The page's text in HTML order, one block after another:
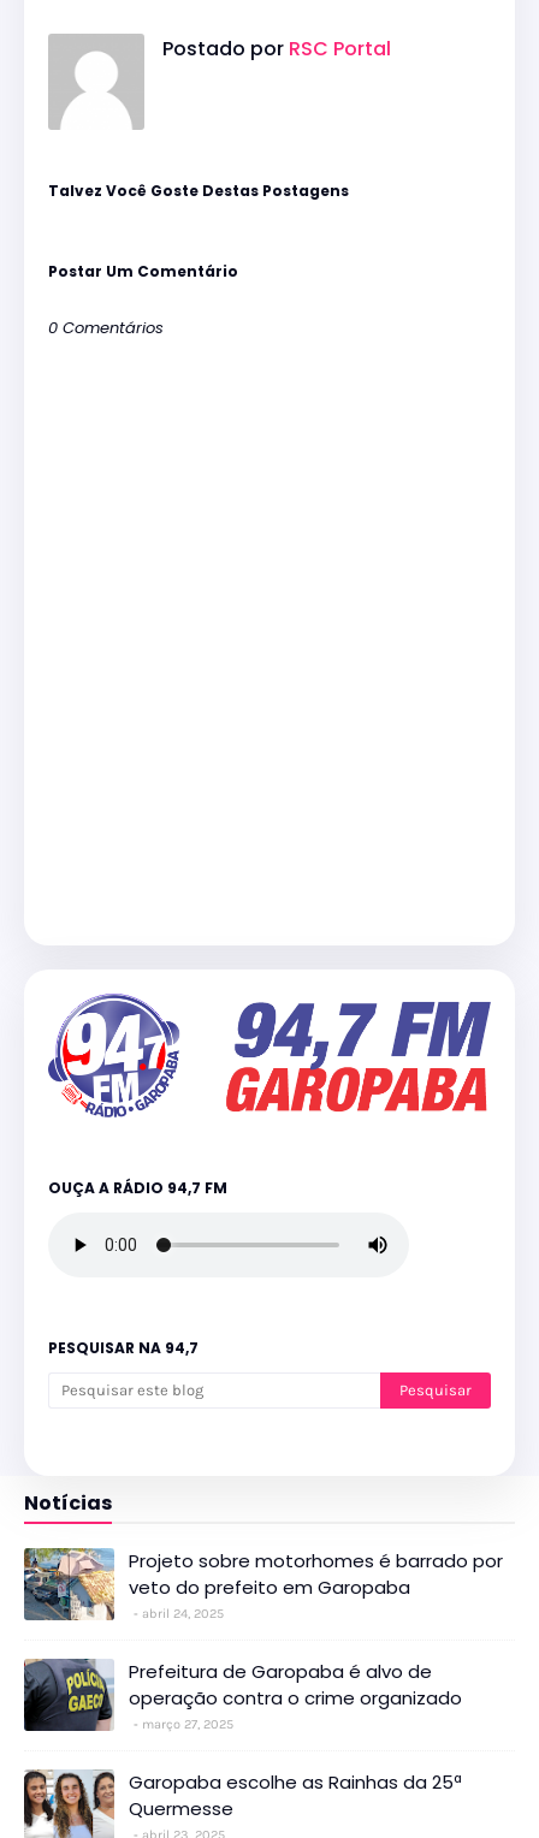
Postado por RSC Portal
Talvez Você Goste Destas Postagens
Postar Um Comentário
0 Comentários
OUÇA A RÁDIO 94,7 FM
PESQUISAR NA 94,7
Notícias
Projeto sobre motorhomes é barrado por
veto do prefeito em Garopaba
abril 24, 2025
Prefeitura de Garopaba é alvo de
operação contra o crime organizado
março 27, 2025
Garopaba escolhe as Rainhas da 25ª
Quermesse
abril 23, 2025